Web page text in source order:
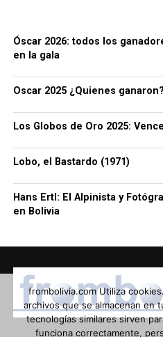
Óscar 2026: todos los
en la gala
Oscar 2025 ¿Quienes ganaron?
Los Globos de Oro 2025:
Lobo, el Bastardo (1971)
Hans Ertl: El Alpinista y
en Bolivia
frombolivia.com Utiliza
archivos que se almacenan en
tecnologías similares sirven
funciona correctamente,